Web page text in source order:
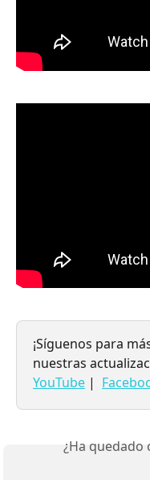
¡Síguenos para
nuestras
YouTube |
¿Ha